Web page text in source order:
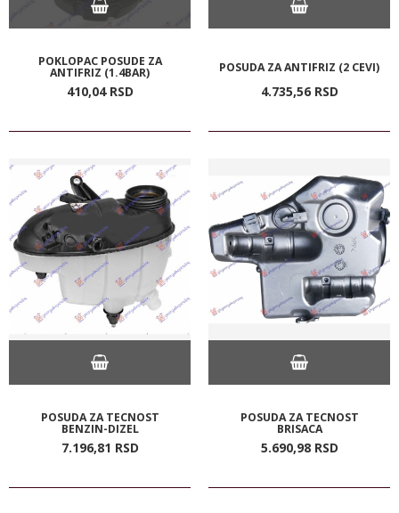
POKLOPAC POSUDE ZA
ANTIFRIZ (1.4BAR)
410,04 RSD
POSUDA ZA ANTIFRIZ (2 CEVI)
4.735,56 RSD
POSUDA ZA TECNOST
BENZIN-DIZEL
7.196,81 RSD
POSUDA ZA TECNOST
BRISACA
5.690,98 RSD